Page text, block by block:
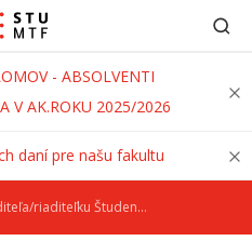
- ABSOLVENTI
V AK.ROKU 2025/2026
daní pre našu fakultu
domova a jedálne M. Uhra